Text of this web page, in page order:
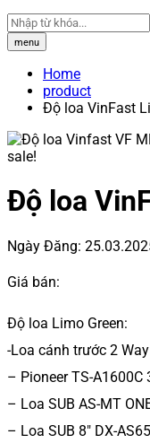
menu
Home
product
Độ loa VinFast
sale!
Độ loa
Ngày Đăng:
Giá bán:
Độ loa Limo Green:
-Loa cánh trước 2 Way
– Pioneer TS-A1600C
– Loa SUB AS-MT
– Loa SUB 8″ DX-